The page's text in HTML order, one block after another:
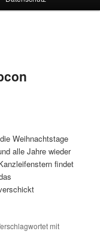
Weihnachtstage
alle Jahre wieder
findet
mit